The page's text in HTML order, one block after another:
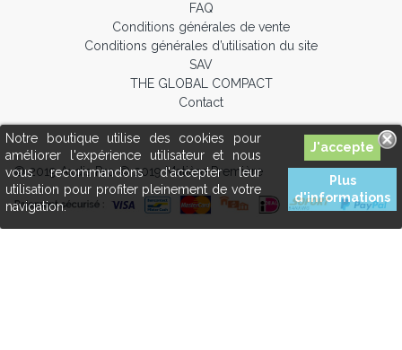
Notre boutique utilise des cookies pour
améliorer l'expérience utilisateur et nous
vous recommandons d'accepter leur
utilisation pour profiter pleinement de votre
navigation.
Plus
d'informations
FAQ
Conditions générales de vente
Conditions générales d’utilisation du site
SAV
THE GLOBAL COMPACT
Contact
© 2019 Axdis Pro © 2019 Matière Première